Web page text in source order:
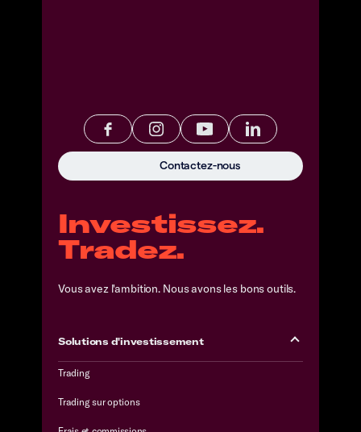
Investissez.
Tradez.
Vous avez l'ambition. Nous avons les bons outils.
Solutions d'investissement
Trading
Trading sur options